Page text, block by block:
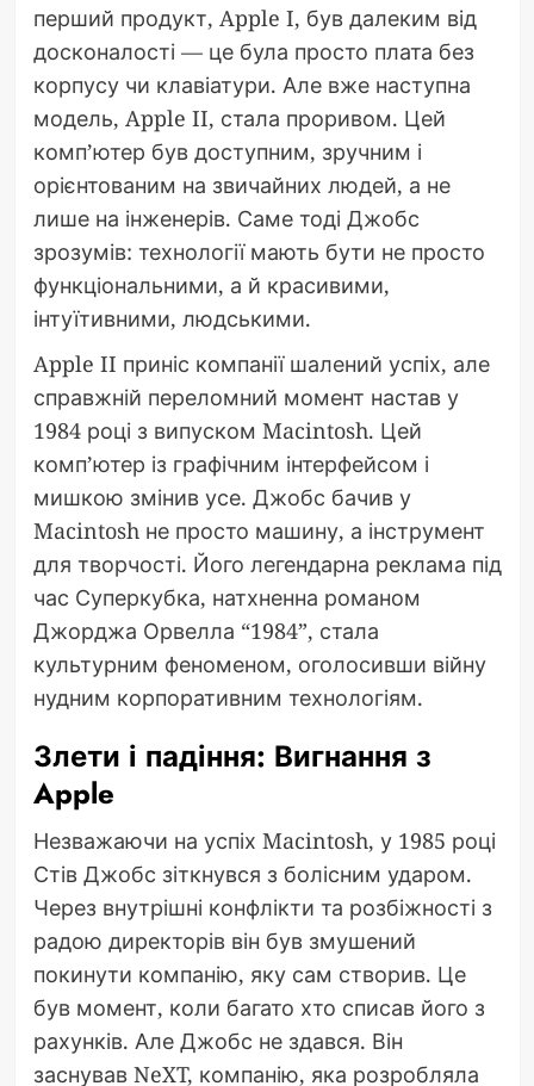
перший продукт, Apple I, був далеким від
досконалості — це була просто плата без
корпусу чи клавіатури. Але вже наступна
модель, Apple II, стала проривом. Цей
комп’ютер був доступним, зручним і
орієнтованим на звичайних людей, а не
лише на інженерів. Саме тоді Джобс
зрозумів: технології мають бути не просто
функціональними, а й красивими,
інтуїтивними, людськими.
Apple II приніс компанії шалений успіх, але
справжній переломний момент настав у
1984 році з випуском Macintosh. Цей
комп’ютер із графічним інтерфейсом і
мишкою змінив усе. Джобс бачив у
Macintosh не просто машину, а інструмент
для творчості. Його легендарна реклама під
час Суперкубка, натхненна романом
Джорджа Орвелла “1984”, стала
культурним феноменом, оголосивши війну
нудним корпоративним технологіям.
Злети і падіння: Вигнання з
Apple
Незважаючи на успіх Macintosh, у 1985 році
Стів Джобс зіткнувся з болісним ударом.
Через внутрішні конфлікти та розбіжності з
радою директорів він був змушений
покинути компанію, яку сам створив. Це
був момент, коли багато хто списав його з
рахунків. Але Джобс не здався. Він
заснував NeXT, компанію, яка розробляла